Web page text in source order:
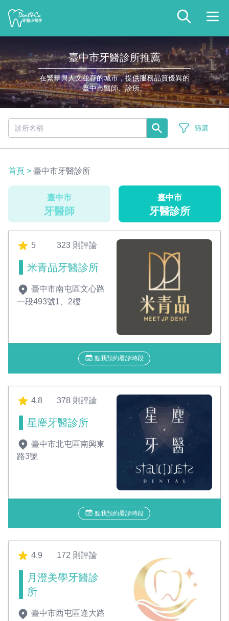
臺中市牙醫診所推薦
在繁華與人文並存的城市，提供服務品質優異的
臺中市醫師、診所。
篩選
首頁 > 臺中市牙醫診所
臺中市
牙醫師
臺中市
牙醫診所
5 323 則評論
米青品牙醫診所
臺中市南屯區文心路
一段493號1、2樓
點我預約看診時段
4.8 378 則評論
星塵牙醫診所
臺中市北屯區南興東
路3號
點我預約看診時段
4.9 172 則評論
月澄美學牙醫診
所
臺中市西屯區逢大路